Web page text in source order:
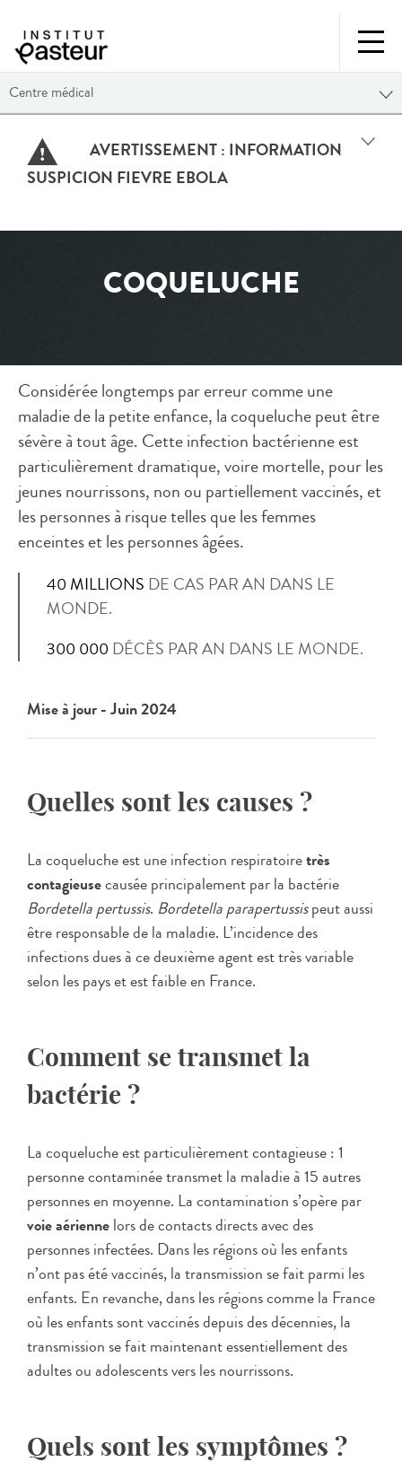
Centre médical
AVERTISSEMENT : INFORMATION
SUSPICION FIEVRE EBOLA
COQUELUCHE
Considérée longtemps par erreur comme une
maladie de la petite enfance, la coqueluche peut être
sévère à tout âge. Cette infection bactérienne est
particulièrement dramatique, voire mortelle, pour les
jeunes nourrissons, non ou partiellement vaccinés, et
les personnes à risque telles que les femmes
enceintes et les personnes âgées.
40 MILLIONS DE CAS PAR AN DANS LE
MONDE.
300 000 DÉCÈS PAR AN DANS LE MONDE.
Mise à jour - Juin 2024
Quelles sont les causes ?
La coqueluche est une infection respiratoiretrès
contagieusecausée principalement par la bactérie
Bordetella pertussis. Bordetella parapertussispeut aussi
être responsable de la maladie. L’incidence des
infections dues à ce deuxième agent est très variable
selon les pays et est faible en France.
Comment se transmet la
bactérie ?
La coqueluche est particulièrement contagieuse : 1
personne contaminée transmet la maladie à 15 autres
personnes en moyenne. La contamination s’opère par
voie aériennelors de contacts directs avec des
personnes infectées. Dans les régions où les enfants
n’ont pas été vaccinés, la transmission se fait parmi les
enfants. En revanche, dans les régions comme la France
où les enfants sont vaccinés depuis des décennies, la
transmission se fait maintenant essentiellement des
adultes ou adolescents vers les nourrissons.
Quels sont les symptômes ?